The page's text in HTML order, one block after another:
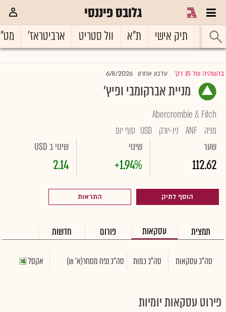
גלובס פיננסי
ראשי תיק אישי ת"א וול סטריט ארביטראז'
בהשהיה של 15 דק' |עדכון אחרון 6/8/2026
מניית אברקומבי ופיץ'
Abercrombie & Fitch
מניה ANF ניו-יורק USD סוף יום
שער
112.62
שינוי
+1.94%
שינוי ב USD
2.14
הוסף לתיק התראות
תמצית עסקאות פורום חדשות
סה"כ עסקאות סה"כ כמות סה"כ נפח מסחר(א' ₪) אקסל
פירוט עסקאות יומיות